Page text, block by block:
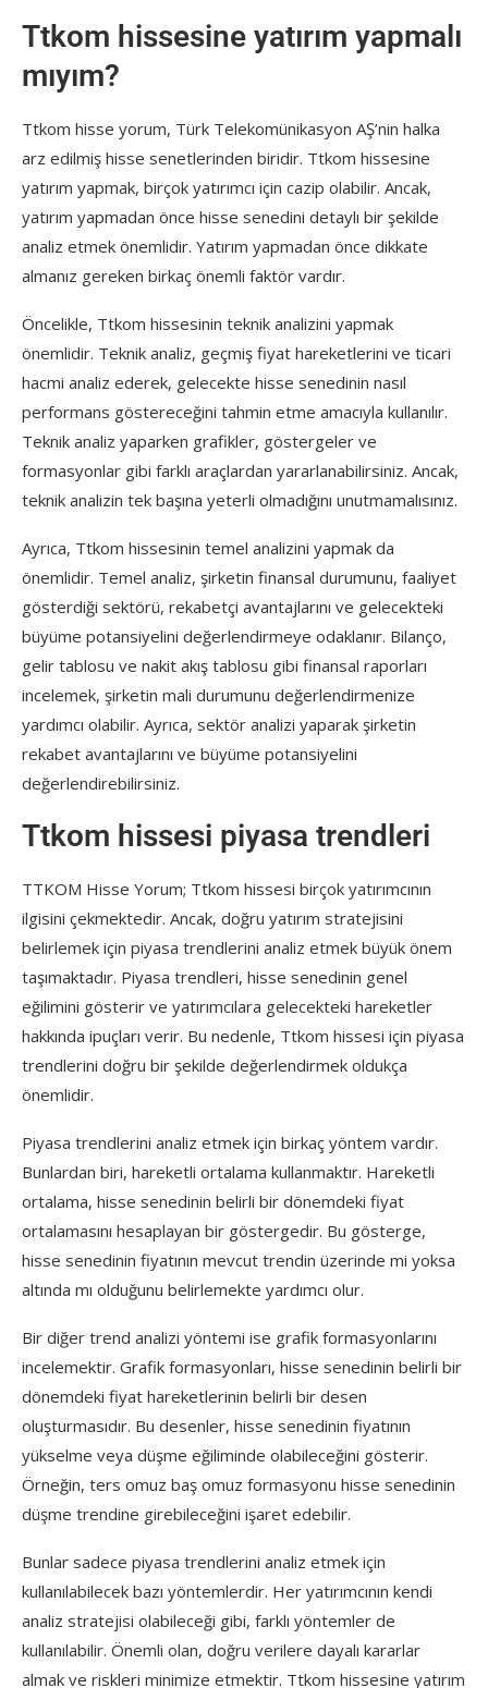
Ttkom hissesine yatırım yapmalı
mıyım?
Ttkom hisse yorum, Türk Telekomünikasyon AŞ’nin halka
arz edilmiş hisse senetlerinden biridir. Ttkom hissesine
yatırım yapmak, birçok yatırımcı için cazip olabilir. Ancak,
yatırım yapmadan önce hisse senedini detaylı bir şekilde
analiz etmek önemlidir. Yatırım yapmadan önce dikkate
almanız gereken birkaç önemli faktör vardır.
Öncelikle, Ttkom hissesinin teknik analizini yapmak
önemlidir. Teknik analiz, geçmiş fiyat hareketlerini ve ticari
hacmi analiz ederek, gelecekte hisse senedinin nasıl
performans göstereceğini tahmin etme amacıyla kullanılır.
Teknik analiz yaparken grafikler, göstergeler ve
formasyonlar gibi farklı araçlardan yararlanabilirsiniz. Ancak,
teknik analizin tek başına yeterli olmadığını unutmamalısınız.
Ayrıca, Ttkom hissesinin temel analizini yapmak da
önemlidir. Temel analiz, şirketin finansal durumunu, faaliyet
gösterdiği sektörü, rekabetçi avantajlarını ve gelecekteki
büyüme potansiyelini değerlendirmeye odaklanır. Bilanço,
gelir tablosu ve nakit akış tablosu gibi finansal raporları
incelemek, şirketin mali durumunu değerlendirmenize
yardımcı olabilir. Ayrıca, sektör analizi yaparak şirketin
rekabet avantajlarını ve büyüme potansiyelini
değerlendirebilirsiniz.
Ttkom hissesi piyasa trendleri
TTKOM Hisse Yorum; Ttkom hissesi birçok yatırımcının
ilgisini çekmektedir. Ancak, doğru yatırım stratejisini
belirlemek için piyasa trendlerini analiz etmek büyük önem
taşımaktadır. Piyasa trendleri, hisse senedinin genel
eğilimini gösterir ve yatırımcılara gelecekteki hareketler
hakkında ipuçları verir. Bu nedenle, Ttkom hissesi için piyasa
trendlerini doğru bir şekilde değerlendirmek oldukça
önemlidir.
Piyasa trendlerini analiz etmek için birkaç yöntem vardır.
Bunlardan biri, hareketli ortalama kullanmaktır. Hareketli
ortalama, hisse senedinin belirli bir dönemdeki fiyat
ortalamasını hesaplayan bir göstergedir. Bu gösterge,
hisse senedinin fiyatının mevcut trendin üzerinde mi yoksa
altında mı olduğunu belirlemekte yardımcı olur.
Bir diğer trend analizi yöntemi ise grafik formasyonlarını
incelemektir. Grafik formasyonları, hisse senedinin belirli bir
dönemdeki fiyat hareketlerinin belirli bir desen
oluşturmasıdır. Bu desenler, hisse senedinin fiyatının
yükselme veya düşme eğiliminde olabileceğini gösterir.
Örneğin, ters omuz baş omuz formasyonu hisse senedinin
düşme trendine girebileceğini işaret edebilir.
Bunlar sadece piyasa trendlerini analiz etmek için
kullanılabilecek bazı yöntemlerdir. Her yatırımcının kendi
analiz stratejisi olabileceği gibi, farklı yöntemler de
kullanılabilir. Önemli olan, doğru verilere dayalı kararlar
almak ve riskleri minimize etmektir. Ttkom hissesine yatırım